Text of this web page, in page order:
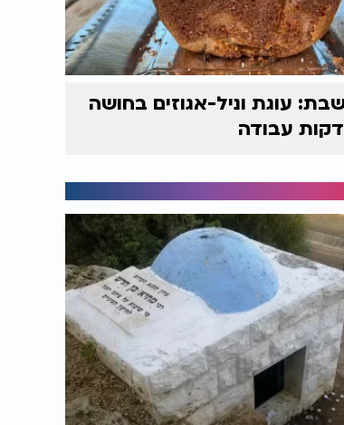
עוגת וניל-אגוזים בחושה
עבודה